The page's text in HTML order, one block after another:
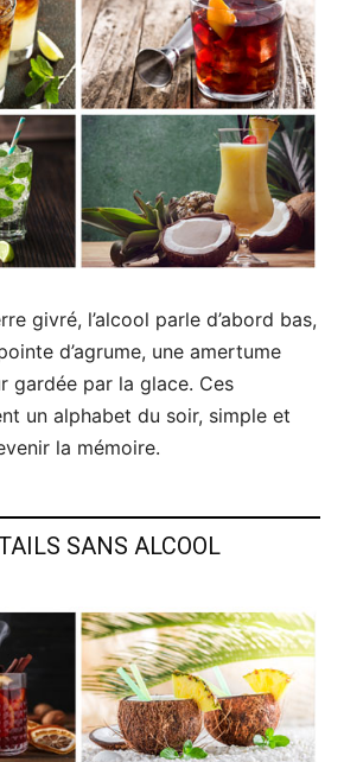
givré, l’alcool parle d’abord bas,
d’agrume, une amertume
gardée par la glace. Ces
un alphabet du soir, simple et
la mémoire.
SANS ALCOOL